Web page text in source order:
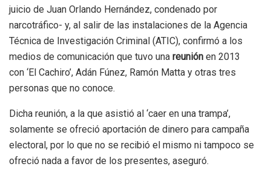
juicio de Juan Orlando Hernández, condenado por
narcotráfico- y, al salir de las instalaciones de la Agencia
Técnica de Investigación Criminal (ATIC), confirmó a los
medios de comunicación que tuvo una reunión en 2013
con ‘El Cachiro’, Adán Fúnez, Ramón Matta y otras tres
personas que no conoce.
Dicha reunión, a la que asistió al ‘caer en una trampa’,
solamente se ofreció aportación de dinero para campaña
electoral, por lo que no se recibió el mismo ni tampoco se
ofreció nada a favor de los presentes, aseguró.